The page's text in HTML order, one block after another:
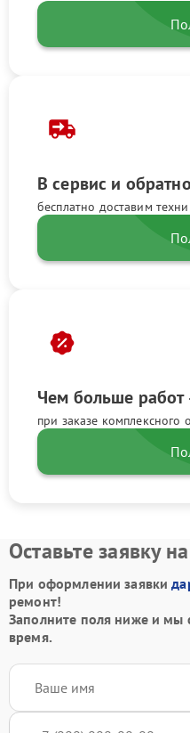
В сервис и обратно
бесплатно доставим
Чем больше
при заказе комплексного
Оставьте заявку
При оформлении заявки
ремонт!
Заполните поля ниже и мы
время.